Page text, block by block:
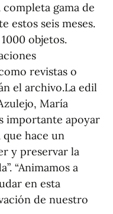
gama de
estos seis meses.
objetos.
revistas o
el archivo.La edil
María
importante apoyar
hace un
y preservar la
“Animamos a
en esta
de nuestro